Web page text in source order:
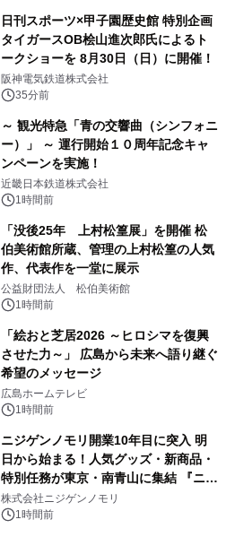
日刊スポーツ×甲子園歴史館 特別企画
タイガースOB桧山進次郎氏によるト
ークショーを 8月30日（日）に開催！
阪神電気鉄道株式会社
35分前
～ 観光特急「青の交響曲（シンフォニ
ー）」 ～ 運行開始１０周年記念キャ
ンペーンを実施！
近畿日本鉄道株式会社
1時間前
「没後25年 上村松篁展」を開催 松
伯美術館所蔵、管理の上村松篁の人気
作、代表作を一堂に展示
公益財団法人 松伯美術館
1時間前
「絵おと芝居2026 ～ヒロシマを復興
させた力～」 広島から未来へ語り継ぐ
希望のメッセージ
広島ホームテレビ
1時間前
ニジゲンノモリ開業10年目に突入 明
日から始まる！人気グッズ・新商品・
特別任務が東京・南青山に集結 『ニジ
ゲンノモリ POPUPストア in Annex
Aoyama』
株式会社ニジゲンノモリ
1時間前